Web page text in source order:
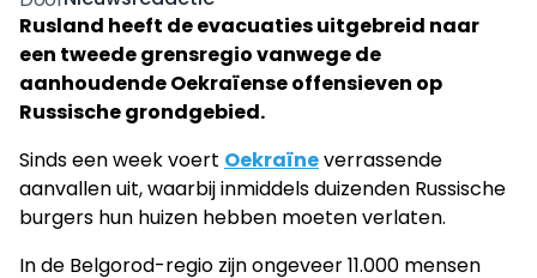
Rusland heeft de evacuaties uitgebreid naar
een tweede grensregio vanwege de
aanhoudende Oekraïense offensieven op
Russische grondgebied.
Sinds een week voert Oekraïneverrassende
aanvallen uit, waarbij inmiddels duizenden Russische
burgers hun huizen hebben moeten verlaten.
In de Belgorod-regio zijn ongeveer 11.000 mensen